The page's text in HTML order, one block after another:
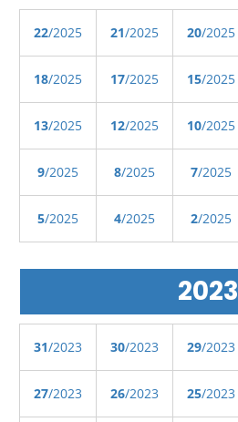
22/2025 21/2025 20/2025
18/2025 17/2025 15/2025
13/2025 12/2025 10/2025
9/2025 8/2025 7/2025
5/2025 4/2025 2/2025
2023
31/2023 30/2023 29/2023
27/2023 26/2023 25/2023